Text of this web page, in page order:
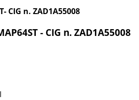
CIG n. ZAD1A55008
- CIG n. ZAD1A55008